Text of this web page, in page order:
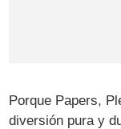
Porque Papers,
diversión pura y